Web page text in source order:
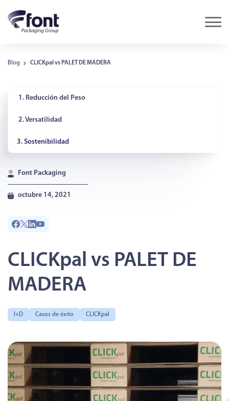
Blog CLICKpal vs PALET DE MADERA
1. Reducción del Peso
2. Versatilidad
3. Sostenibilidad
Font Packaging
octubre 14, 2021
CLICKpal vs PALET DE
MADERA
I+D Casos de éxito CLICKpal